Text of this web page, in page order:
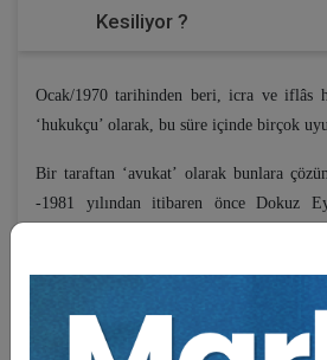
Kesiliyor ?
Ocak/1970 tarihinden beri, icra ve iflâs
‘hukukçu’ olarak, bu süre içinde birçok
Bir taraftan ‘avukat’ olarak bunlara
-1981 yılından itibaren önce Dokuz
Bu süre içinde, yazdığımız ‘makale ve
‘hukuki mütalâalar’ımız, çeşitli mesleki